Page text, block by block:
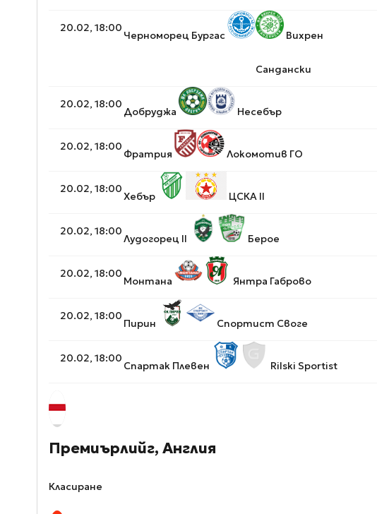
20.02, 18:00
Черноморец Бургас Вихрен
Сандански
20.02, 18:00
Добруджа Несебър
20.02, 18:00
Фратрия Локомотив ГО
20.02, 18:00
Хебър ЦСКА II
20.02, 18:00
Лудогорец II Берое
20.02, 18:00
Монтана Янтра Габрово
20.02, 18:00
Пирин Спортист Своге
20.02, 18:00
Спартак Плевен Rilski Sportist
Премиърлийг, Англия
Класиране